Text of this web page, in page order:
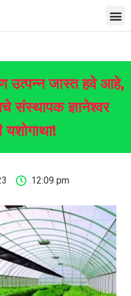
उत्पन्न जास्त हवे आहे,
संस्थापक ज्ञानेश्वर
यशोगाथा!
12:09 pm